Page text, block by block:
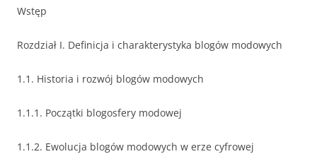
Wstęp
Rozdział I. Definicja i charakterystyka blogów modowych
1.1. Historia i rozwój blogów modowych
1.1.1. Początki blogosfery modowej
1.1.2. Ewolucja blogów modowych w erze cyfrowej